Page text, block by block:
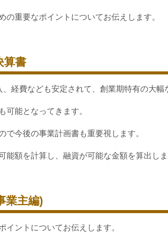
重要なポイントについてお伝えします。
算書
経費なども安定されて、創業期特有の大幅
可能となってきます。
今後の事業計画書も重要視します。
額を計算し、融資が可能な金額を算出しま
業主編)
イントについてお伝えします。